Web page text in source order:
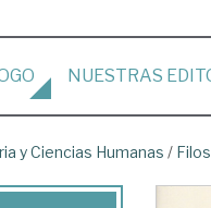
NUESTRAS
y Ciencias Humanas /